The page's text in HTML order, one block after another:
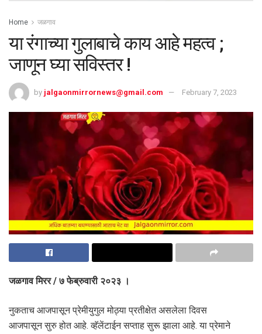
Home जळगाव
या रंगाच्या गुलाबाचे काय आहे महत्व ;
जाणून घ्या सविस्तर !
by jalgaonmirrornews@gmail.com February 7, 2023
जळगाव मिरर / ७ फेब्रुवारी २०२३ ।
नुकताच आजपासून प्रेमीयुगुल मोठ्या प्रतीक्षेत असलेला दिवस
आजपासून सुरु होत आहे. व्हॅलेंटाईन सप्ताह सुरू झाला आहे. या प्रेमाने